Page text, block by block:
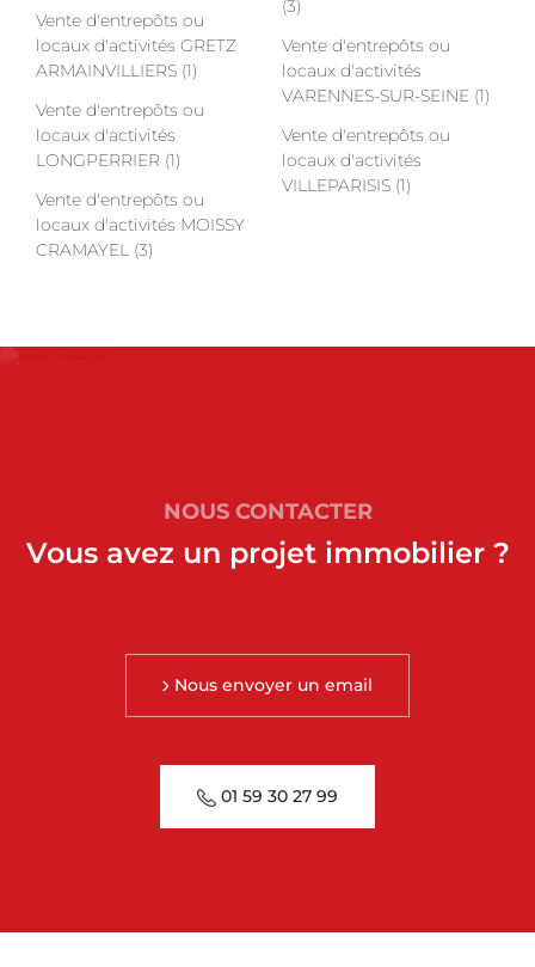
Vente d'entrepôts ou
locaux d'activités GRETZ
ARMAINVILLIERS (1)
Vente d'entrepôts ou
locaux d'activités
LONGPERRIER (1)
Vente d'entrepôts ou
locaux d'activités MOISSY
CRAMAYEL (3)
(3)
Vente d'entrepôts ou
locaux d'activités
VARENNES-SUR-SEINE (1)
Vente d'entrepôts ou
locaux d'activités
VILLEPARISIS (1)
NOUS CONTACTER
Vous avez un projet immobilier ?
Nous envoyer un email
01 59 30 27 99